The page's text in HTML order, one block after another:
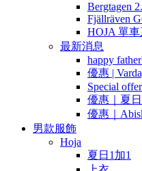
Bergtagen
Fjällräven
HOJA 單車
最新消息
happy
優惠 |
Special
優惠｜夏
優惠｜
男款服飾
Hoja
夏日1加1